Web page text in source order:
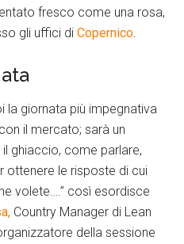
fresco come una rosa,
gli uffici diCopernico.
la giornata più impegnativa
il mercato; sarà un
ghiaccio, come parlare,
ottenere le risposte di cui
volete….” così esordisce
Country Manager di Lean
della sessione